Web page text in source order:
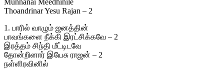
Munnanai Meedhinile
Thoandrinar Yesu Rajan – 2
1. பாரில் வாழும் ஜனத்தின்
பாவங்களை நீக்கி இரட்சிக்கவே – 2
இரத்தம் சிந்தி மீட்டிடவே
தோன்றினார் இயேசு ராஜன் – 2
நள்ளிரவினில்